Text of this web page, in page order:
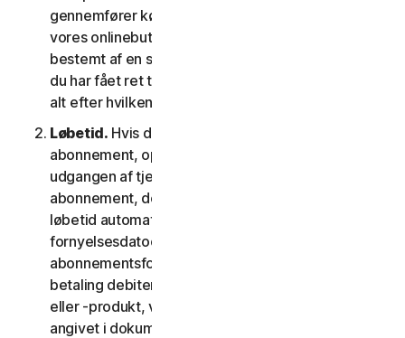
gennemfører købet, hvis du har købt tjenesten i
vores onlinebutik; eller (d) den dato, der er
bestemt af en sådan udbyder som gældende, hvis
du har fået ret til at bruge tjenesten fra en udbyder,
alt efter hvilken dato der kommer først.
Løbetid. Hvis du har et tidsbegrænset
abonnement, opsiges din tjeneste automatisk ved
udgangen af tjenestens løbetid. Hvis du har et
abonnement, der fornys automatisk, vil tjenestens
løbetid automatisk blive fornyet på
fornyelsesdatoen, medmindre du annullerer
abonnementsfornyelsen inden den dag, hvor din
betaling debiteres. Hvis du har en engangstjeneste
eller -produkt, vil tjenestens løbetid vare som
angivet i dokumentationen eller den gældende